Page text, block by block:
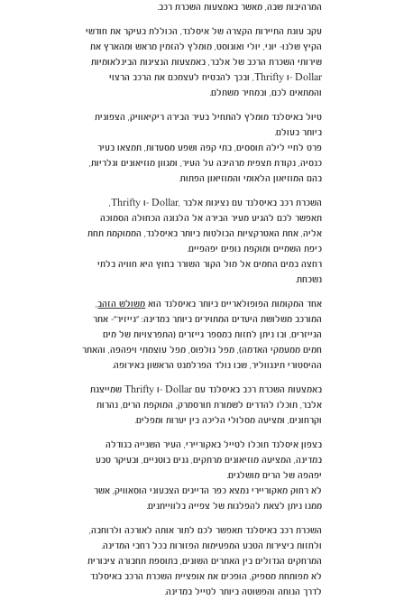
המרהיבות שבה, מאשר באמצעות השכרת רכב.
עקב עונת התיירות הקצרה של איסלנד, הכוללת בעיקר את חודשי
הקיץ שלנו- יוני, יולי ואוגוסט, מומלץ להזמין מראש ומהארץ את
שירותי השכרת הרכב של אלבר, באמצעות הנציגות הבינלאומיות
Dollar -ו Thrifty, ובכך להבטיח לעצמכם את הרכב הרצוי
והמתאים לכם, ובמחיר משתלם.
טיול באיסלנד מומלץ להתחיל בעיר הבירה ריקיאוויק, הצפונית
ביותר בעולם.
פרט לחיי לילה תוססים, בתי קפה ושפע מסעדות, תמצאו בעיר
כנסיה, נקודת תצפית מרהיבה על העיר, ומגוון מוזיאונים וגלריות,
בהם המוזיאון הלאומי והמוזיאון הפתוח.
השכרת רכב באיסלנד עם נציגות אלבר ,Dollar -ו Thrifty,
תאפשר לכם להגיע מעיר הבירה אל הלגונה הכחולה הסמוכה
אליה, אחת האטרקציות הבולטות ביותר באיסלנד, הממוקמת תחת
כיפת השמיים ומוקפת נופים יפהפיים.
רחצה במים החמים אל מול הקור השורר בחוץ היא חוויה בלתי
נשכחת.
אחד המקומות הפופולאריים ביותר באיסלנד הוא משולש הזהב,
המורכב משלושת היעדים המתוירים ביותר במדינה: "גייזיר"- אתר
הגייזרים, ובו ניתן לחזות במספר גייזרים (התפרצויות של מים
חמים ממעמקי האדמה), מפל גולפוס, מפל עוצמתי ויפהפה, והאתר
ההיסטורי תינגווליר, שבו נולד הפרלמנט הראשון באירופה.
באמצעות השכרת רכב באיסלנד עם Dollar -ו Thrifty שמייצגת
אלבר, תוכלו להדרים לשמורת תורסמרק, המוקפת הרים, נהרות
וקרחונים, ומציעה מסלולי הליכה בין יערות ומפלים.
בצפון איסלנד תוכלו לטייל באקוריירי, העיר השנייה בגודלה
במדינה, המציעה מוזיאונים מרתקים, גנים בוטניים, ובעיקר טבע
יפהפה של הרים מושלגים.
לא רחוק מאקוריירי נמצא כפר הדייגים הצבעוני הוסאוויק, אשר
ממנו ניתן לצאת להפלגות של צפייה בלווייתנים.
השכרת רכב באיסלנד תאפשר לכם לתור אותה לאורכה ולרוחבה,
ולחזות ביצירות הטבע המפעימות הפזורות בכל רחבי המדינה.
המרחקים הגדולים בין האתרים השונים, בתוספת תחבורה ציבורית
לא מפותחת מספיק, הופכים את אופציית השכרת הרכב באיסלנד
לדרך הנוחה והפשוטה ביותר לטייל במדינה.